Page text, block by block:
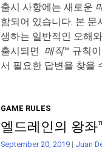
출시 사항에는 새로운
함되어 있습니다. 본
생하는 일반적인 오해
출시되면 매직™ 규칙
서 필요한 답변을 찾을
GAME RULES
엘드레인의 왕좌
September 20, 2019 | Juan